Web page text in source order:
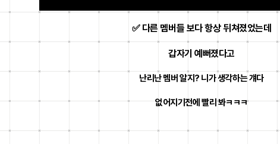
✅ 다른 멤버들 보다 항상 뒤쳐졌었는데
갑자기 예뻐졌다고
난리난 멤버 알지? 니가 생각하는 걔다
없어지기전에 빨리 봐ㅋㅋㅋ